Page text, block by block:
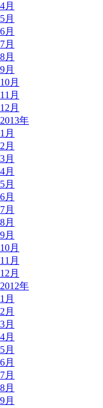
4月
5月
6月
7月
8月
9月
10月
11月
12月
2013年
1月
2月
3月
4月
5月
6月
7月
8月
9月
10月
11月
12月
2012年
1月
2月
3月
4月
5月
6月
7月
8月
9月